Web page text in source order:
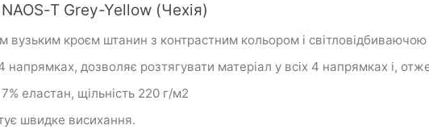
T Grey-Yellow (Чехія)
вузьким кроєм штанин з контрастним кольором і
дозволяє розтягувати матеріал у всіх 4 напрямках і,
еластан, щільність 220 г/м2
швидке висихання.